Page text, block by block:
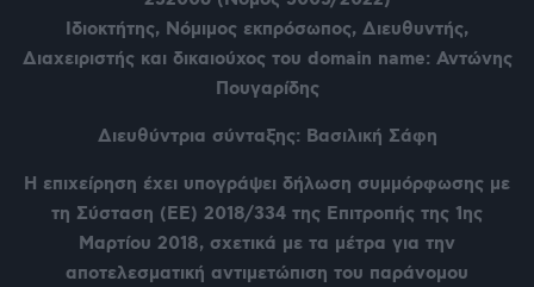
Ιδιοκτήτης, Νόμιμος εκπρόσωπος, Διευθυντής,
Διαχειριστής και δικαιούχος του domain name: Αντώνης
Πουγαρίδης
Διευθύντρια σύνταξης: Βασιλική Σάφη
Η επιχείρηση έχει υπογράψει δήλωση συμμόρφωσης με
τη Σύσταση (ΕΕ) 2018/334 της Επιτροπής της 1ης
Μαρτίου 2018, σχετικά με τα μέτρα για την
αποτελεσματική αντιμετώπιση του παράνομου